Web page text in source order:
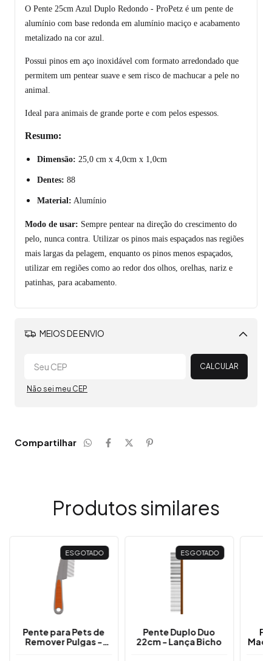
O Pente 25cm Azul Duplo Redondo - ProPetz é um pente de
alumínio com base redonda em alumínio maciço e acabamento
metalizado na cor azul.
Possui pinos em aço inoxidável com formato arredondado que
permitem um pentear suave e sem risco de machucar a pele no
animal.
Ideal para animais de grande porte e com pelos espessos.
Resumo:
Dimensão: 25,0 cm x 4,0cm x 1,0cm
Dentes: 88
Material: Alumínio
Modo de usar: Sempre pentear na direção do crescimento do
pelo, nunca contra. Utilizar os pinos mais espaçados nas regiões
mais largas da pelagem, enquanto os pinos menos espaçados,
utilizar em regiões como ao redor dos olhos, orelhas, nariz e
patinhas, para acabamento.
MEIOS DE ENVIO
Alterar CEP
CALCULAR
Não sei meu CEP
Compartilhar
Produtos similares
ESGOTADO
Pente para Pets de
Remover Pulgas -
ESGOTADO
Pente Duplo Duo
22cm - Lança Bicho